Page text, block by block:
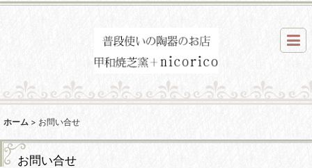
ホーム > お問い合せ
お問い合せ